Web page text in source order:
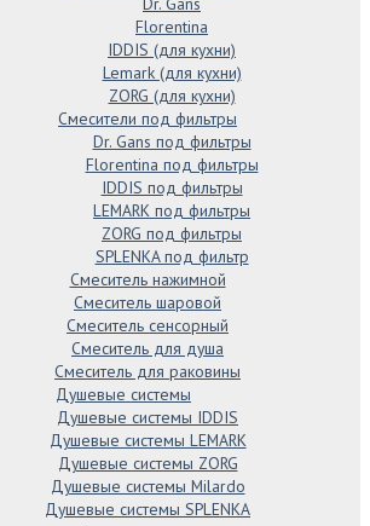
Florentina
IDDIS (для кухни)
Lemark (для кухни)
ZORG (для кухни)
Смесители под фильтры
Dr. Gans под фильтры
Florentina под фильтры
IDDIS под фильтры
LEMARK под фильтры
ZORG под фильтры
SPLENKA под фильтр
Смеситель нажимной
Смеситель шаровой
Смеситель сенсорный
Смеситель для душа
Смеситель для раковины
Душевые системы
Душевые системы IDDIS
Душевые системы LEMARK
Душевые системы ZORG
Душевые системы Milardo
Душевые системы SPLENKA